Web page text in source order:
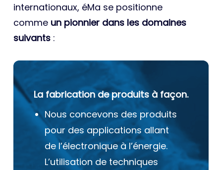
internationaux, éMa se positionne
comme un pionnier dans les domaines
suivants :
La fabrication de produits à façon.
Nous concevons des produits
pour des applications allant
de l’électronique à l’énergie.
L’utilisation de techniques